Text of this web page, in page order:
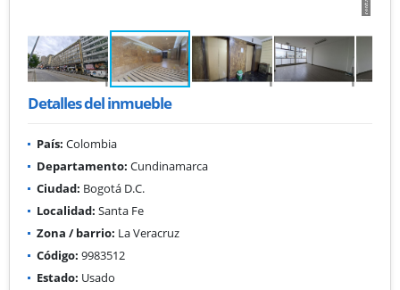
Detalles del inmueble
País: Colombia
Departamento: Cundinamarca
Ciudad: Bogotá D.C.
Localidad: Santa Fe
Zona / barrio: La Veracruz
Código: 9983512
Estado: Usado